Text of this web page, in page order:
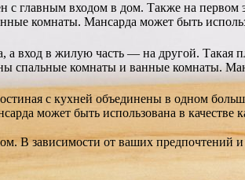
главным входом в дом. Также на первом
комнаты. Мансарда может быть
вход в жилую часть — на другой. Такая
спальные комнаты и ванные комнаты.
с кухней объединены в одном
может быть использована в качестве
В зависимости от ваших предпочтений